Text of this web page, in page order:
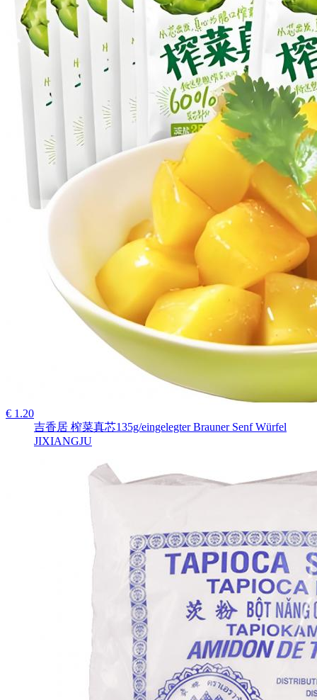
€ 1.20
吉香居 榨菜真芯135g/eingelegter Brauner Senf Würfel
JIXIANGJU